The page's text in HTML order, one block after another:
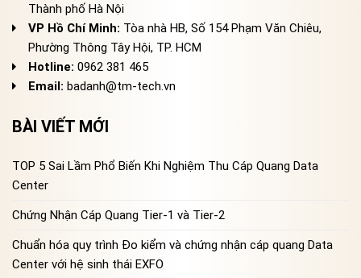
Thành phố Hà Nội
VP Hồ Chí Minh: Tòa nhà HB, Số 154 Phạm Văn Chiêu,
Phường Thông Tây Hội, TP. HCM
Hotline: 0962 381 465
Email: badanh@tm-tech.vn
BÀI VIẾT MỚI
TOP 5 Sai Lầm Phổ Biến Khi Nghiệm Thu Cáp Quang Data
Center
Chứng Nhận Cáp Quang Tier-1 và Tier-2
Chuẩn hóa quy trình Đo kiểm và chứng nhận cáp quang Data
Center với hệ sinh thái EXFO